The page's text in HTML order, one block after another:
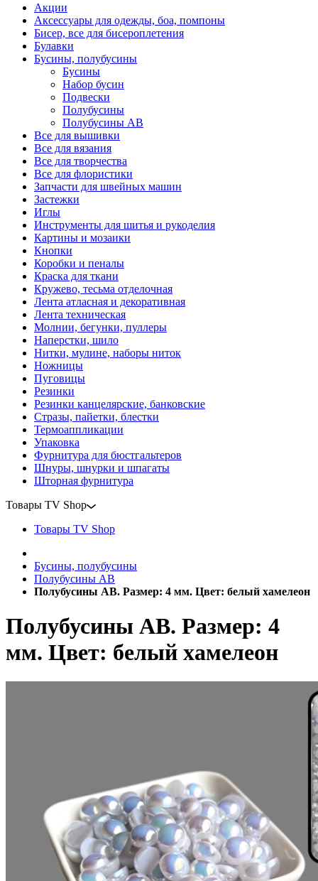
Акции
Аксессуары для одежды, боа, помпоны
Бисер, все для бисероплетения
Булавки
Бусины, полубусины
Бусины
Набор бусин
Подвески
Полубусины
Полубусины AB
Все для вышивки
Все для вязания
Все для творчества
Все для флористики
Запчасти для швейных машин
Застежки
Иглы
Инструменты для шитья и рукоделия
Картины и мозаики
Кнопки
Коробки и пеналы
Краска для ткани
Кружево, тесьма отделочная
Лента атласная и декоративная
Лента техническая
Молнии, бегунки, пуллеры
Наперстки, шило
Нитки, мулине, наборы ниток
Ножницы
Пуговицы
Резинки
Резинки канцелярские, банковские
Стразы, пайетки, блестки
Термоаппликации
Упаковка
Фурнитура для бюстгальтеров
Шнуры, шнурки и шпагаты
Шторная фурнитура
Товары TV Shop
Товары TV Shop
Бусины, полубусины
Полубусины AB
Полубусины АВ. Размер: 4 мм. Цвет: белый хамелеон
Полубусины АВ. Размер: 4
мм. Цвет: белый хамелеон